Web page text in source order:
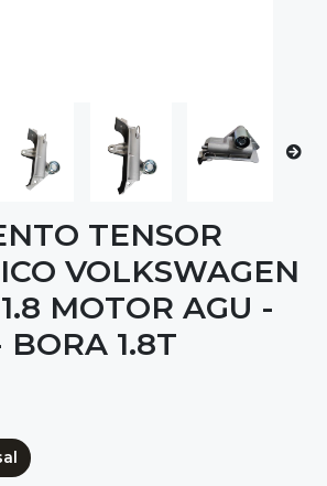
TENSOR
VOLKSWAGEN
MOTOR AGU -
1.8T